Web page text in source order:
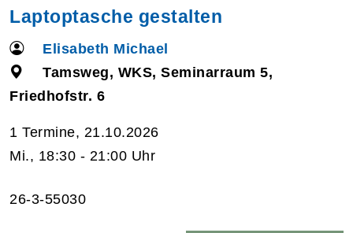
Laptoptasche gestalten
Elisabeth Michael
Tamsweg, WKS, Seminarraum 5,
Friedhofstr. 6
1 Termine, 21.10.2026
Mi., 18:30 - 21:00 Uhr
26-3-55030